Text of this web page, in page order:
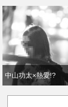
中山功太×熱愛!?